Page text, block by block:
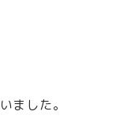
ました。